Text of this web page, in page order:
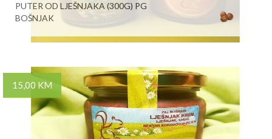
PUTER OD LJEŠNJAKA (300G) PG
BOŠNJAK
15,00 KM